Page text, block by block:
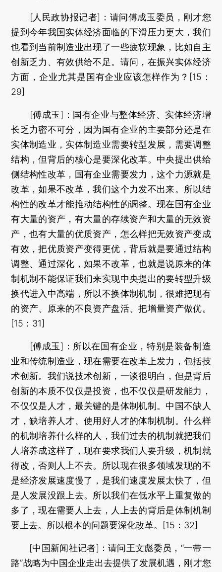
[人民政协报记者]：请问傅成玉委员，刚才您
提到今年我国实体经济面临的下滑压力更大，我们
也看到当前制造业出现了一些疲软现象，比如自主
创新乏力、有效供给不足。请问，在振兴实体经济
方面，企业尤其是国有企业应该怎样作为？[15：
29]
[傅成玉]：国有企业与整体经济、实体经济增
长乏力密不可分，因为国有企业的主要部分还是在
实体制造业，实体制造业需要转型发展，需要调整
结构，但背后的核心是要深化改革。中央提出供给
侧结构性改革，国有企业需要发力，这个力源就是
改革，如果不改革，我们这个力发不出来。所以结
构性的改革才能推动结构性的调整。现在国有企业
有大量的资产，有大量的存续资产和大量的无效资
产，也有大量的优质资产，怎么样把无效资产变成
有效，把优质资产变得更优，背后就是要通过结构
调整、通过深化，如果不改革，也就是说原来的体
制机制不能保证我们来实现中央提出的要转型升级
换代进入中高端，所以不换体制机制，很难把现有
的资产、原来的不良资产盘活、把增量资产做优。
[15：31]
[傅成玉]：所以在国有企业，特别是装备制造
业和传统制造业，现在需要在改革上发力，包括技
术创新。我们说技术创新，一谈很明白，但是背后
创新的本质不仅仅是投资，也不仅仅是研发能力，
不仅仅是人才，最关键的是体制机制。中国不缺人
才，缺培养人才、使用好人才的体制机制。什么样
的机制培养什么样的人，我们过去的机制就把我们
人培养成这样了，现在要求我们人要升级，机制就
得改，否则人上不去。所以现在很多领域发现的不
是经济发展速度慢了，是我们速度发展太快了，但
是人发展没跟上去。所以我们在低水平上重复做的
多了，现在需要人上去，人上去的背后是体制机制
要上去。所以根本的问题要深化改革。[15：32]
[中国新闻社记者]：请问王文彪委员，“一带一
路”战略为中国企业走出去提供了发展机遇，刚才您